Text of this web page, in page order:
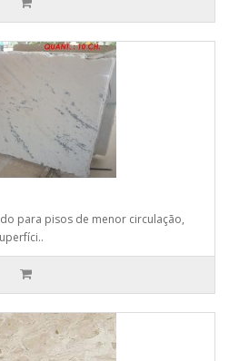
para pisos de menor circulação,